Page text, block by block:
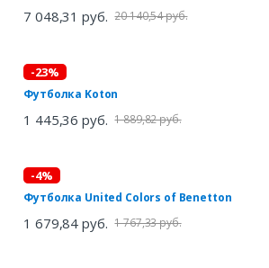
7 048,31 руб. 20 140,54 руб.
-23%
Футболка Koton
1 445,36 руб. 1 889,82 руб.
-4%
Футболка United Colors of Benetton
1 679,84 руб. 1 767,33 руб.